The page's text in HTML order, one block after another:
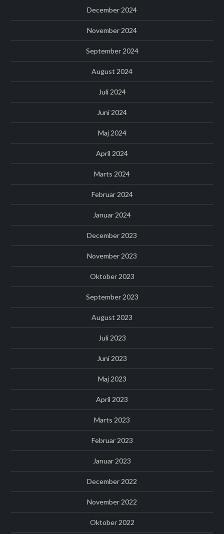
December 2024
November 2024
September 2024
August 2024
Juli 2024
Juni 2024
Maj 2024
April 2024
Marts 2024
Februar 2024
Januar 2024
December 2023
November 2023
Oktober 2023
September 2023
August 2023
Juli 2023
Juni 2023
Maj 2023
April 2023
Marts 2023
Februar 2023
Januar 2023
December 2022
November 2022
Oktober 2022